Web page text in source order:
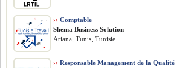
›› Comptable
Shema Business Solution
Ariana, Tunis, Tunisie
›› Responsable Management de la Qualité